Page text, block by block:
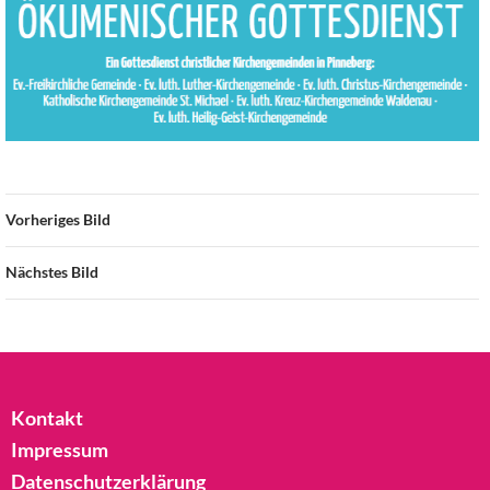
Vorheriges Bild
Nächstes Bild
Kontakt
Impressum
Datenschutzerklärung